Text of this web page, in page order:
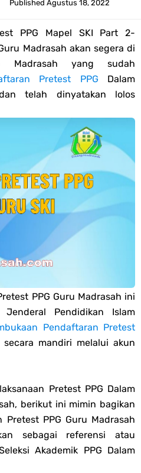
2026
Kelas 4 SD/MI Tahun 2026
bagi GTK Madrasah
(GWS) Untuk Guru Madrasah
MI Kurikulum Merdeka Tahun 2026
2 Kurikulum Merdeka Tahun
SD/MI Tahun 2026 Lengkap
Dan MA Tahun 2026
Refleksi Modul Pedagogik SKI
2025
Refleksi Modul Pedagogik Fiqih
2025
2025
PPG 2025
Published Agustus 18, 2022
PPG Mapel SKI Part 2-
Madrasah akan segera di
Madrasah yang sudah
Pretest PPG
Dalam
telah dinyatakan lolos
PPG Guru Madrasah ini
Pendidikan Islam
Pendaftaran Pretest
secara mandiri melalui akun
Pretest PPG Dalam
berikut ini mimin bagikan
PPG Guru Madrasah
sebagai referensi atau
Akademik PPG Dalam